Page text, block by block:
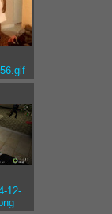
12-